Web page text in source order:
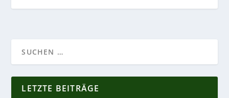
LETZTE BEITRÄGE